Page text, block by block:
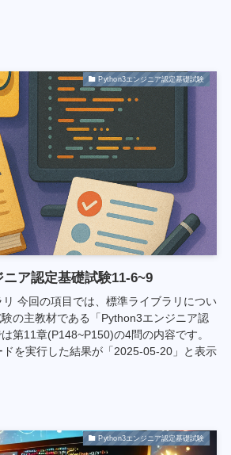
Python3エンジニア認定基礎試験
ア認定基礎試験11-6~9
今回の項目では、標準ライブラリについ
の主教材である「Python3エンジニア認
第11章(P148~P150)の4問の内容です。
を実行した結果が「2025-05-20」と表示
Python3エンジニア認定基礎試験